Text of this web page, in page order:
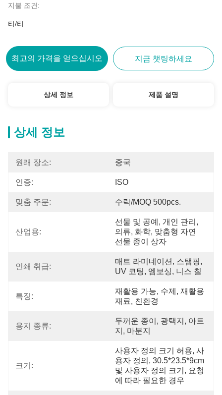
지불 조건:
티/티
최고의 가격을 얻으십시오 지금 챗팅하세요
상세 정보 제품 설명
상세 정보
원래 장소: 중국
인증: ISO
맞춤 주문: 수락/MOQ 500pcs.
산업용:
선물 및 공예, 개인 관리,
의류, 화학, 맞춤형 자연
선물 종이 상자
인쇄 취급:
매트 라미네이션, 스탬핑,
UV 코팅, 엠보싱, 니스 칠
특징:
재활용 가능, 수제, 재활용
재료, 친환경
용지 종류:
두꺼운 종이, 광택지, 아트
지, 마분지
크기:
사용자 정의 크기 허용, 사
용자 정의, 30.5*23.5*9cm
및 사용자 정의 크기, 요청
에 따라 필요한 경우